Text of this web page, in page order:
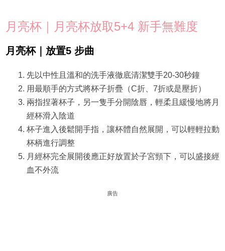
月亮杯｜月亮杯放取5+4 新手無難度
月亮杯｜放置5 步曲
先以中性且溫和的洗手液徹底清潔雙手20-30秒鐘
用最順手的方式將杯子折疊（C折、7折或是壓折）
兩指捏著杯子，另一隻手分開陰唇，輕柔且緩慢地將月
經杯滑入陰道
杯子進入後鬆開手指，讓杯體自然展開，可以輕輕拉動
杯柄進行調整
月經杯完全展開後應正好放置於子宮頸下，可以盛接經
血不外流
廣告